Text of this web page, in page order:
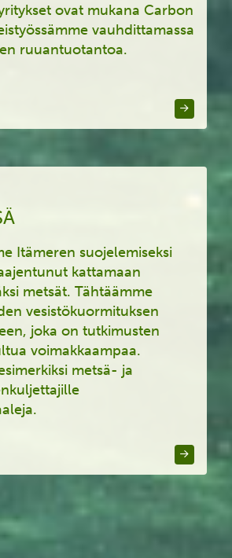
ovat mukana Carbon
vauhdittamassa
ruuantuotantoa.
Itämeren suojelemiseksi
kattamaan
metsät. Tähtäämme
vesistökuormituksen
joka on tutkimusten
voimakkaampaa.
metsä- ja